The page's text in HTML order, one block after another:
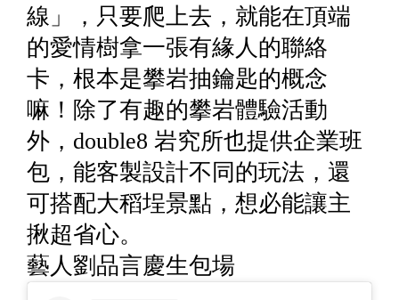
線」，只要爬上去，就能在頂端
的愛情樹拿一張有緣人的聯絡
卡，根本是攀岩抽鑰匙的概念
嘛！除了有趣的攀岩體驗活動
外，double8 岩究所也提供企業班
包，能客製設計不同的玩法，還
可搭配大稻埕景點，想必能讓主
揪超省心。
藝人劉品言慶生包場